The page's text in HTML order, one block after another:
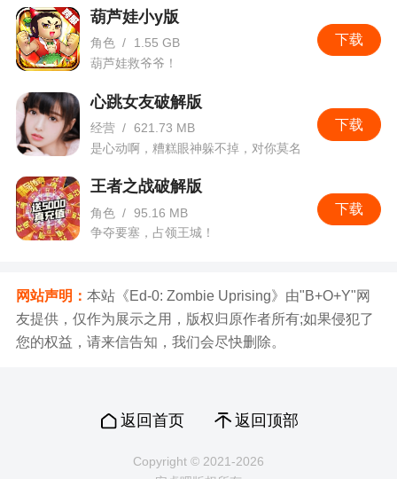
胜境！怨憎重会，皆有因果，绛雪元霜玩法全新迭
代，诛灭妖邪，豪礼共享！乾坤有灵，本源觉醒，
灵兽技能上新本源技能，全能强化，攻守皆强！破
浪入云，飒爽在心，功夫主题时装拳骨无双惊艳登
场，伴你夏日任逍遥！
指尖传承三界绽放！倩女手游匠心联动非遗绒
鸟大师
《永不凋零的绒花》上线！倩女幽魂联动非遗北京
绒鸟（绒花）代表性传承人【蔡志伟】，推出专属
绒兔作品《秋月无边》。软萌绒兔倚月垂钓，融入
璨文化之约。
下载
葫芦娃小y版
角色 /
1.55 GB
葫芦娃救爷爷！
下载
心跳女友破解版
经营 / 621.73 MB
是心动啊，糟糕眼神躲不掉，对你莫名
下载
王者之战破解版
角色 / 95.16 MB
争夺要塞，占领王城！
网站声明： 本站《Ed-0: Zombie Uprising》由"B+O+Y"网
友提供，仅作为展示之用，版权归原作者所有;如果侵犯了
您的权益，请来信告知，我们会尽快删除。
返回首页 返回顶部
Copyright © 2021-2026